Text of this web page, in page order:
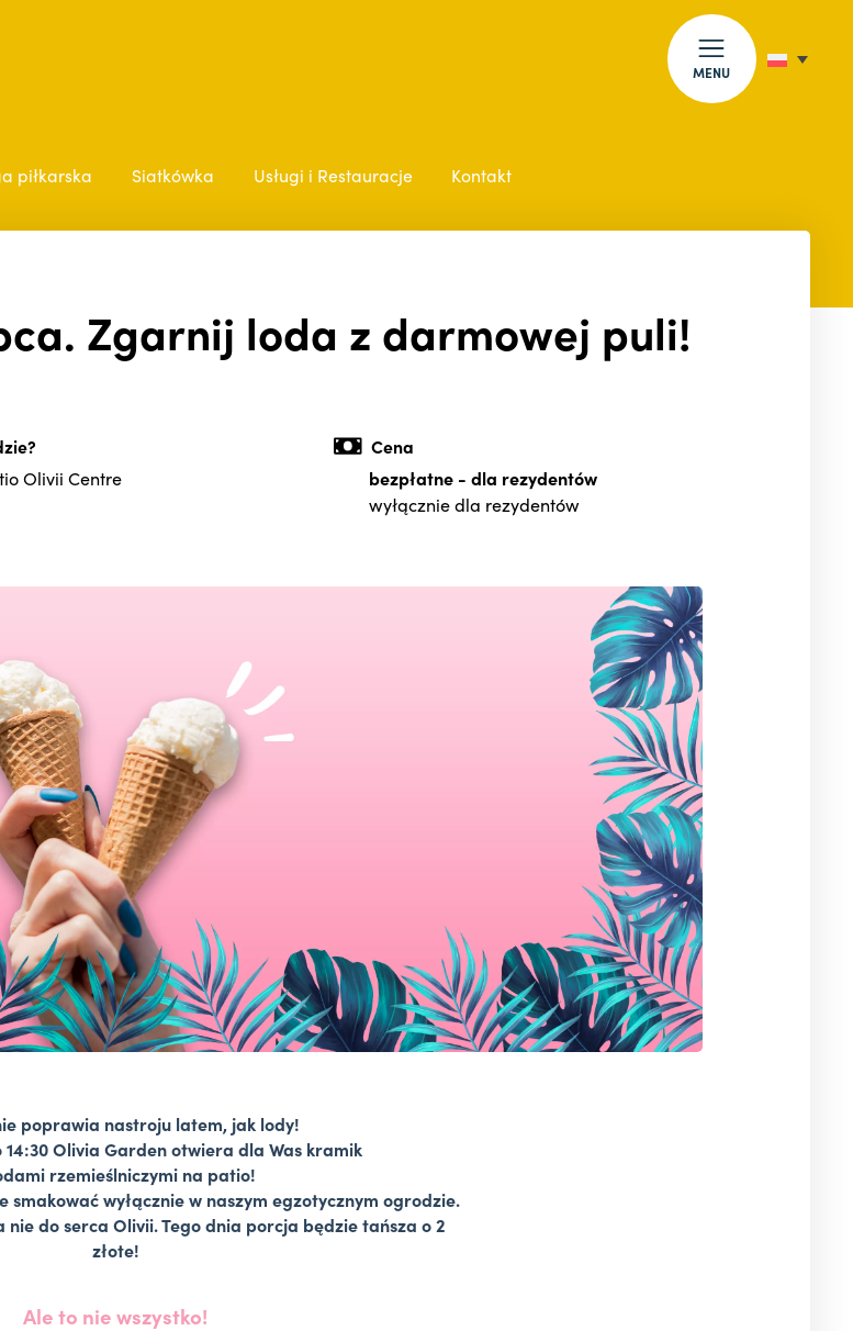
MENU
piłkarska Siatkówka Usługi i Restauracje Kontakt
Zgarnij loda z darmowej puli!
Olivii Centre
Cena
bezpłatne- dla rezydentów
wyłącznie dla rezydentów
poprawia nastroju latem, jak lody!
14:30 Olivia Garden otwiera dla Was kramik
rzemieślniczymi na patio!
smakować wyłącznie w naszym egzotycznym ogrodzie.
nie do serca Olivii. Tego dnia porcja będzietańsza o 2
złote!
Ale to nie wszystko!